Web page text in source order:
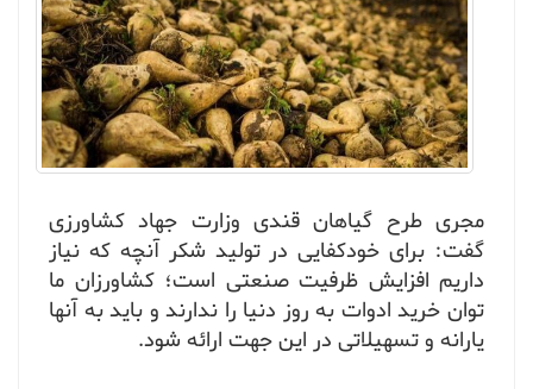
مجری طرح گیاهان قندی وزارت جهاد کشاورزی
گفت: برای خودکفایی در تولید شکر آنچه که نیاز
داریم افزایش ظرفیت صنعتی است؛ کشاورزان ما
توان خرید ادوات به روز دنیا را ندارند و باید به آنها
یارانه و تسهیلاتی در این جهت ارائه شود.